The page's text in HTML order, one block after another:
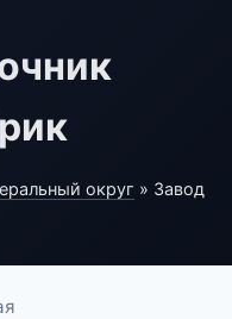
округ » Завод